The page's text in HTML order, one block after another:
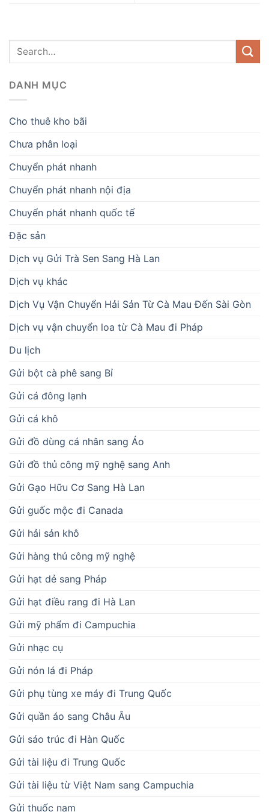
DANH MỤC
Cho thuê kho bãi
Chưa phân loại
Chuyển phát nhanh
Chuyển phát nhanh nội địa
Chuyển phát nhanh quốc tế
Đặc sản
Dịch vụ Gửi Trà Sen Sang Hà Lan
Dịch vụ khác
Dịch Vụ Vận Chuyển Hải Sản Từ Cà Mau Đến Sài Gòn
Dịch vụ vận chuyển loa từ Cà Mau đi Pháp
Du lịch
Gửi bột cà phê sang Bỉ
Gửi cá đông lạnh
Gửi cá khô
Gửi đồ dùng cá nhân sang Áo
Gửi đồ thủ công mỹ nghệ sang Anh
Gửi Gạo Hữu Cơ Sang Hà Lan
Gửi guốc mộc đi Canada
Gửi hải sản khô
Gửi hàng thủ công mỹ nghệ
Gửi hạt dẻ sang Pháp
Gửi hạt điều rang đi Hà Lan
Gửi mỹ phẩm đi Campuchia
Gửi nhạc cụ
Gửi nón lá đi Pháp
Gửi phụ tùng xe máy đi Trung Quốc
Gửi quần áo sang Châu Âu
Gửi sáo trúc đi Hàn Quốc
Gửi tài liệu đi Trung Quốc
Gửi tài liệu từ Việt Nam sang Campuchia
Gửi thuốc nam